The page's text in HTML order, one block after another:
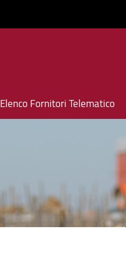
Elenco Fornitori Telematico